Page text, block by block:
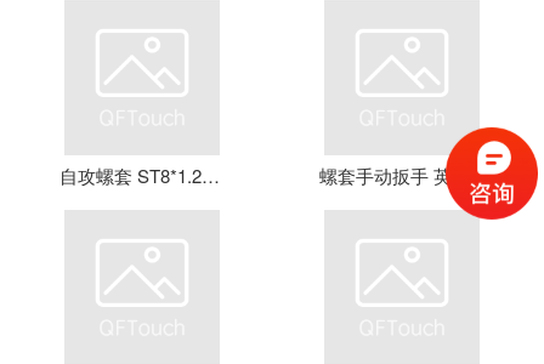
自攻螺套 ST8*1.25*16 钢丝螺套 牙套 护套 元亨机械